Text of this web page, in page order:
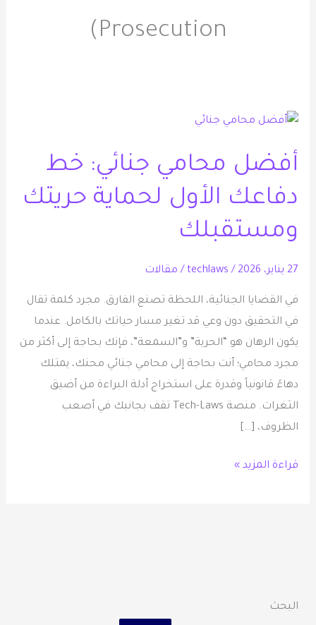
Prosecution)
أفضل محامي جنائي: خط
دفاعك الأول لحماية حريتك
ومستقبلك
27 يناير، 2026 /
techlaws
/ مقالات
في القضايا الجنائية، اللحظة تصنع الفارق. مجرد كلمة تقال
في التحقيق دون وعي قد تغير مسار حياتك بالكامل. عندما
يكون الرهان هو “الحرية” و”السمعة”، فإنك بحاجة إلى أكثر من
مجرد محامي؛ أنت بحاجة إلى محامي جنائي محنك، يمتلك
دهاءً قانونياً وقدرة على استخراج أدلة البراءة من أضيق
الثغرات. منصة Tech-Laws تقف بجانبك في أصعب
الظروف، […]
أفضل
جنائي:
دفاعك
الأول
حريتك
قراءة المزيد »
البحث